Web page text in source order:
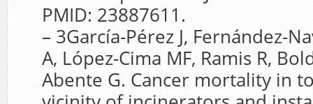
PMID: 23887611.
– 3García-Pérez J, Fernández-
A, López-Cima MF, Ramis R,
Abente G. Cancer mortality in